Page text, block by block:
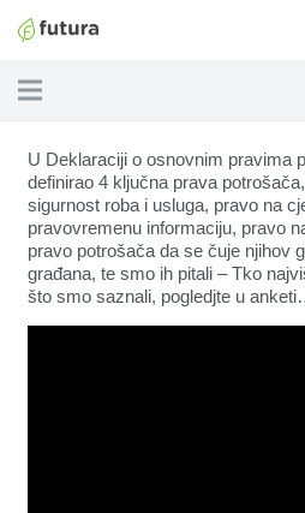
U Deklaraciji o osnovnim pravima
definirao 4 ključna prava
sigurnost roba i usluga, pravo na
pravovremenu informaciju, pravo
pravo potrošača da se čuje njihov
građana, te smo ih pitali – Tko
što smo saznali, pogledjte u